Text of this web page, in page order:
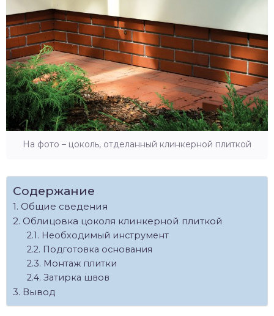
На фото – цоколь, отделанный клинкерной плиткой
Содержание
Общие сведения
Облицовка цоколя клинкерной плиткой
Необходимый инструмент
Подготовка основания
Монтаж плитки
Затирка швов
Вывод